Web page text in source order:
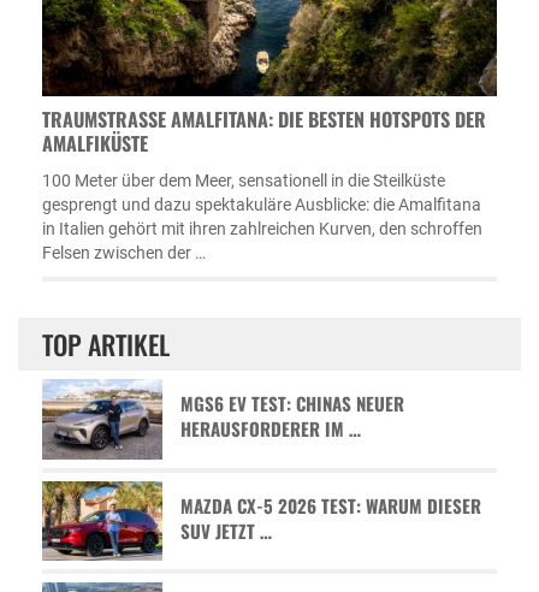
TRAUMSTRASSE AMALFITANA: DIE BESTEN HOTSPOTS DER A
MALFIKÜSTE
100 Meter über dem Meer, sensationell in die Steilküste
gesprengt und dazu spektakuläre Ausblicke: die Amalfitana
in Italien gehört mit ihren zahlreichen Kurven, den schroffen
Felsen zwischen der …
TOP ARTIKEL
MGS6 EV TEST: CHINAS NEUER
HERAUSFORDERER IM …
MAZDA CX-5 2026 TEST: WARUM DIESER
SUV JETZT …